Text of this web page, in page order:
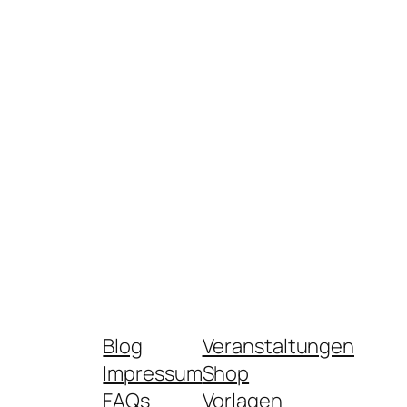
Blog
Impressum
FAQs
Veranstaltungen
Shop
Vorlagen